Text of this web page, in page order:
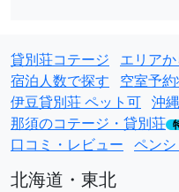
貸別荘コテージ エリア
宿泊人数で探す
空室予
伊豆貸別荘 ペット可 沖
那須のコテージ・貸別荘
口コミ・レビュー ペン
北海道・東北